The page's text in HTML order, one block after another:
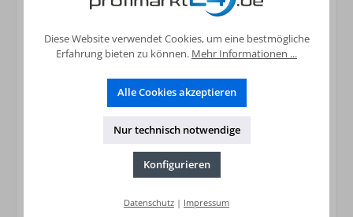
Hydraulikmodul Easyflow Logic Direktkreis,
Mischkreis Warmwasserladung, Regelung
921,16 €*
Preise inkl. MwSt. zzgl. Versandkosten
Diese Website verwendet Cookies, um eine bestmögliche
Erfahrung bieten zu können. Mehr Informationen ...
Alle Cookies akzeptieren
Nur technisch notwendige
Konfigurieren
Datenschutz | Impressum